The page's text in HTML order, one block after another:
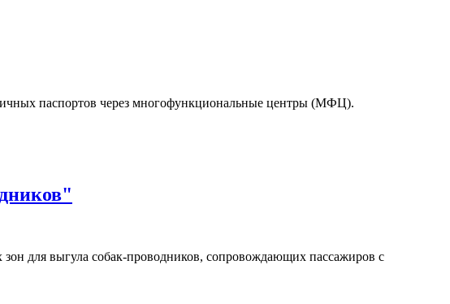
паспортов через многофункциональные центры (МФЦ).
для выгула собак-проводников, сопровождающих пассажиров с